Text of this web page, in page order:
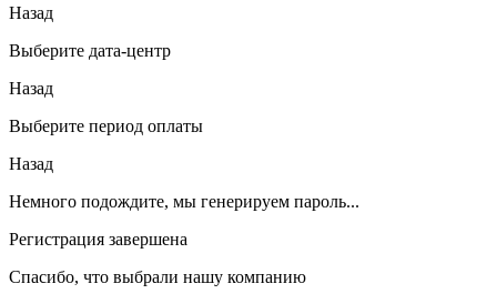
Назад
Выберите дата-центр
Назад
Выберите период оплаты
Назад
Немного подождите, мы генерируем пароль...
Регистрация завершена
Спасибо, что выбрали нашу компанию